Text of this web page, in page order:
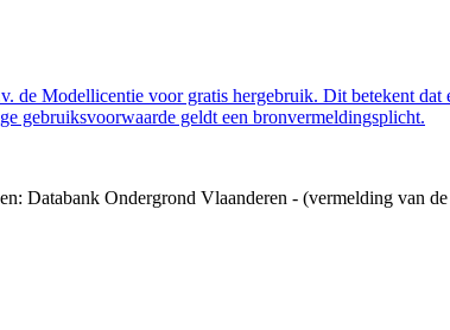
de Modellicentie voor gratis hergebruik. Dit betekent
gebruiksvoorwaarde geldt een bronvermeldingsplicht.
Databank Ondergrond Vlaanderen - (vermelding van